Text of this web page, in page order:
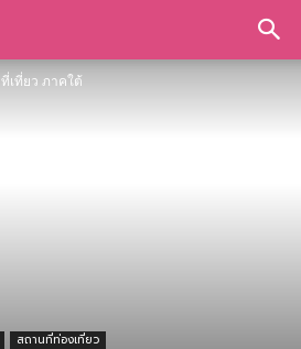
ที่เที่ยว ภาคใต้
สถานที่ท่องเที่ยว